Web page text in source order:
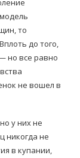
то
до того,
но все равно
не вошел в
у них не
никогда не
в купании,